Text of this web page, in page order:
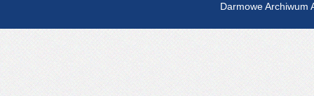
Darmowe Archiwum